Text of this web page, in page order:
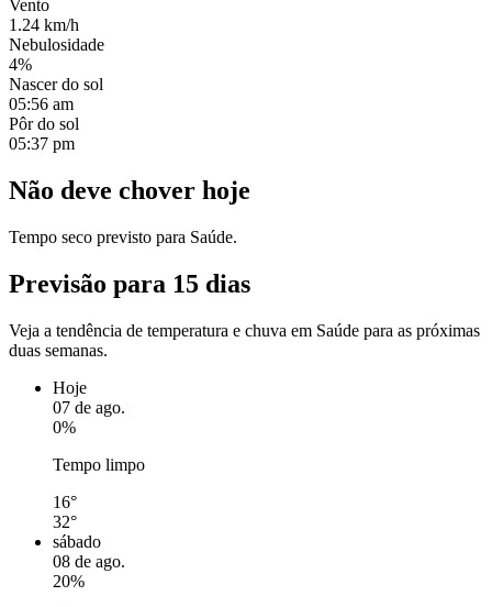
Vento
1.24 km/h
Nebulosidade
4%
Nascer do sol
05:56 am
Pôr do sol
05:37 pm
Não deve chover hoje
Tempo seco previsto para Saúde.
Previsão para 15 dias
Veja a tendência de temperatura e chuva em Saúde para as próximas
duas semanas.
Hoje
07 de ago.
0%
Tempo limpo
16°
32°
sábado
08 de ago.
20%